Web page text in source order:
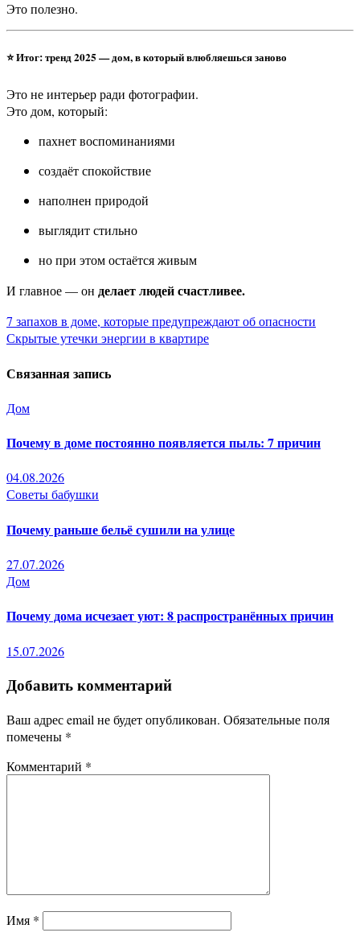
Это полезно.
⭐Итог: тренд 2025 — дом, в который влюбляешься заново
Это не интерьер ради фотографии.
Это дом, который:
пахнет воспоминаниями
создаёт спокойствие
наполнен природой
выглядит стильно
но при этом остаётся живым
И главное — он делает людей счастливее.
Навигация
по
записям
7 запахов в доме, которые предупреждают об опасности
Скрытые утечки энергии в квартире
Связанная запись
Дом
Почему в доме постоянно появляется пыль: 7 причин
04.08.2026
Советы бабушки
Почему раньше бельё сушили на улице
27.07.2026
Дом
Почему дома исчезает уют: 8 распространённых причин
15.07.2026
Добавить комментарий
Ваш адрес email не будет опубликован. Обязательные поля
помечены *
Комментарий *
Имя *